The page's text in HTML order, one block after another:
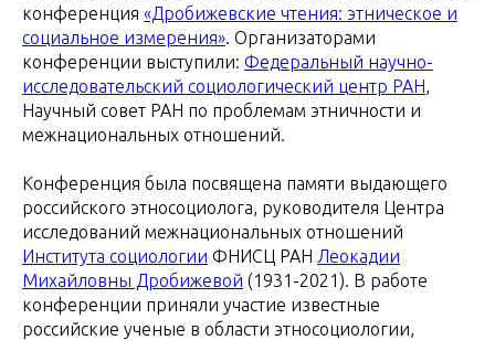
конференция «Дробижевские чтения: этническое и
социальное измерения». Организаторами
конференции выступили: Федеральный научно-
исследовательский социологический центр РАН,
Научный совет РАН по проблемам этничности и
межнациональных отношений.
Конференция была посвящена памяти выдающего
российского этносоциолога, руководителя Центра
исследований межнациональных отношений
Института социологии ФНИСЦ РАН Леокадии
Михайловны Дробижевой (1931-2021). В работе
конференции приняли участие известные
российские ученые в области этносоциологии,